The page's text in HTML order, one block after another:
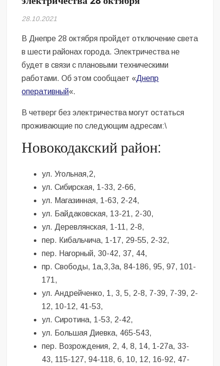
Безугла закликає валити Сирського
сучасну моду
Командувач ВМС Неїжпапа закликав не дестабілізувати ситуацію
навколо керівництва армії
28.10.2021
В Днепре 28 октября пройдет отключение света
в шести районах города. Электричества не
будет в связи с плановыми техническими
работами. Об этом сообщает «Днепр
оперативный«.
В четверг без электричества могут остаться
проживающие по следующим адресам:\
Новокодакский район:
ул. Угольная,2,
ул. Сибирская, 1-33, 2-66,
ул. Магазинная, 1-63, 2-24,
ул. Байдаковская, 13-21, 2-30,
ул. Деревлянская, 1-11, 2-8,
пер. Кибальчича, 1-17, 29-55, 2-32,
пер. Нагорный, 30-42, 37, 44,
пр. Свободы, 1a,3,3а, 84-186, 95, 97, 101-
171,
ул. Андрейченко, 1, 3, 5, 2-8, 7-39, 7-39, 2-
12, 10-12, 41-53,
ул. Сиротина, 1-53, 2-42,
ул. Большая Диевка, 465-543,
пер. Возрождения, 2, 4, 8, 14, 1-27а, 33-
43, 115-127, 94-118, 6, 10, 12, 16-92, 47-